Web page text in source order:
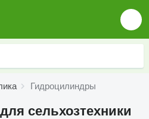
Гидроцилиндры
сельхозтехники